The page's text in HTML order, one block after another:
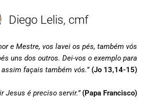
Diego Lelis, cmf
e Mestre, vos lavei os pés, também vós
uns dos outros. Dei-vos o exemplo para
assim façais também vós.” (Jo 13,14-15)
Jesus é preciso servir.” (Papa Francisco)